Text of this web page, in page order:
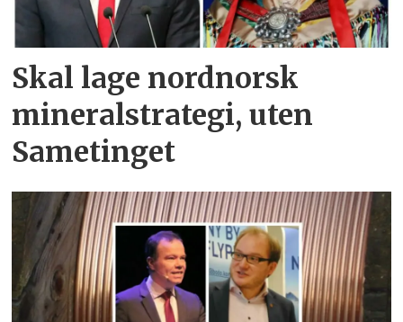
Skal lage nordnorsk
mineralstrategi, uten
Sametinget